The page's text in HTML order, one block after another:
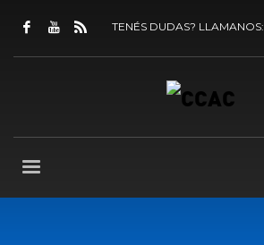
TENÉS DUDAS? LLAMANOS: